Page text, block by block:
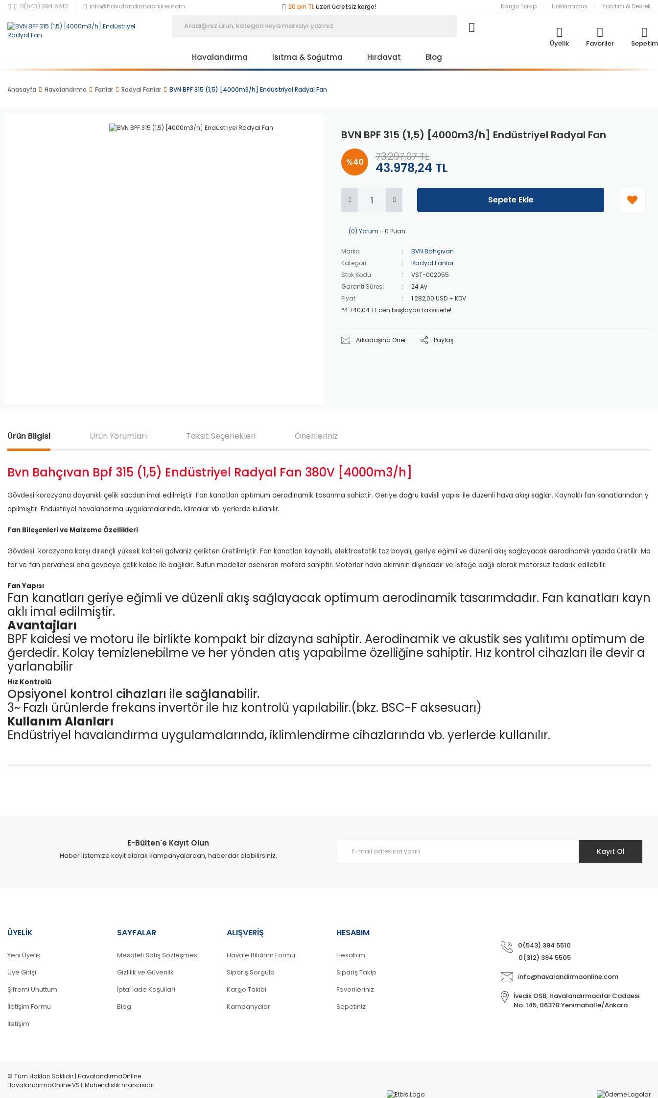
0(543) 394 5510 info@havalandirmaonline.com
20 bin TLüzeri ücretsiz kargo!
Peşin fiyatına3 taksit
20 bin TLüzeri ücretsiz kargo!
40 bin TLüzeri özel teklif!
Kargo Takip Hakkımızda Yardım & Destek
Üyelik Favoriler Sepetim
Havalandırma Isıtma & Soğutma Hırdavat Blog
Anasayfa Havalandırma Fanlar Radyal Fanlar BVN BPF 315 (1,5) [4000m3/h] Endüstriyel Radyal Fan
BVN BPF 315 (1,5) [4000m3/h] Endüstriyel Radyal Fan
%40 43.978,24 TL
73.297,07 TL
Sepete Ekle
(0) Yorum - 0 Puan
Marka
BVN Bahçıvan
Kategori
Radyal Fanlar
Stok Kodu
VST-002055
Garanti Süresi
24 Ay
Fiyat
1.282,00 USD + KDV
*4.740,04 TL den başlayan taksitlerle!
Arkadaşına Öner Paylaş
Ürün Bilgisi Ürün Yorumları Taksit Seçenekleri Önerileriniz
Bvn Bahçıvan Bpf 315 (1,5) Endüstriyel Radyal Fan 380V [4000m3/h]
Gövdesi korozyona dayanıklı çelik sacdan imal edilmiştir. Fan kanatları optimum aerodinamik tasarıma sahiptir. Geriye doğru kavisli yapısı ile düzenli hava akışı sağlar. Kaynaklı fan kanatlarından y
apılmıştır. Endüstriyel havalandırma uygulamalarında, klimalar vb. yerlerde kullanılır.
Fan Bileşenleri ve Malzeme Özellikleri
Gövdesi korozyona karşı dirençli yüksek kaliteli galvaniz çelikten üretilmiştir. Fan kanatları kaynaklı, elektrostatik toz boyalı, geriye eğimli ve düzenli akış sağlayacak aerodinamik yapıda üretilir. Mo
tor ve fan pervanesi ana gövdeye çelik kaide ile bağlıdır. Bütün modeller asenkron motora sahiptir. Motorlar hava akımının dışındadır ve isteğe bağlı olarak motorsuz tedarik edilebilir.
Fan Yapısı
Fan kanatları geriye eğimli ve düzenli akış sağlayacak optimum aerodinamik tasarımdadır. Fan kanatları kayn
aklı imal edilmiştir.
Avantajları
BPF kaidesi ve motoru ile birlikte kompakt bir dizayna sahiptir. Aerodinamik ve akustik ses yalıtımı optimum de
ğerdedir. Kolay temizlenebilme ve her yönden atış yapabilme özelliğine sahiptir. Hız kontrol cihazları ile devir a
yarlanabilir
Hız Kontrolü
Opsiyonel kontrol cihazları ile sağlanabilir.
3~ Fazlı ürünlerde frekans invertör ile hız kontrolü yapılabilir.(bkz. BSC-F aksesuarı)
Kullanım Alanları
Endüstriyel havalandırma uygulamalarında, iklimlendirme cihazlarında vb. yerlerde kullanılır.
Ürün fiyatı diğer sitelerden daha pahalı.
Gönder
E-Bülten'e Kayıt Olun
Haber listemize kayıt olarak kampanyalardan, haberdar olabilirsiniz. Kayıt Ol
ÜYELİK
Yeni Üyelik
Üye Girişi
Şifremi Unuttum
İletişim Formu
İletişim
SAYFALAR
Mesafeli Satış Sözleşmesi
Gizlilik ve Güvenlik
İptal İade Koşullari
Blog
ALIŞVERİŞ
Havale Bildirim Formu
Sipariş Sorgula
Kargo Takibi
Kampanyalar
HESABIM
Hesabım
Sipariş Takip
Favorileriniz
Sepetiniz
0(543) 394 5510
0(312) 394 5505
info@havalandirmaonline.com
İvedik OSB, Havalandırmacılar Caddesi
No: 145, 06378 Yenimahalle/Ankara
© Tüm Hakları Saklıdır | HavalandırmaOnline
HavalandırmaOnline VST Mühendislik markasıdır.